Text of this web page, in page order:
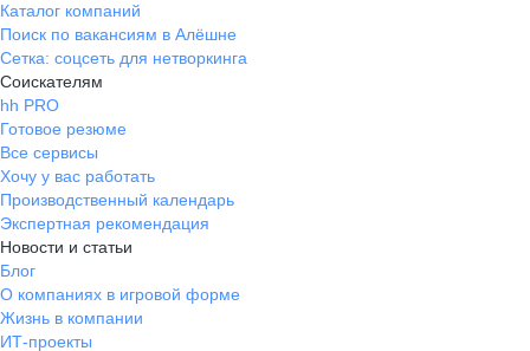
Каталог компаний
Поиск по вакансиям в Алёшне
Сетка: соцсеть для нетворкинга
Соискателям
hh PRO
Готовое резюме
Все сервисы
Хочу у вас работать
Производственный календарь
Экспертная рекомендация
Новости и статьи
Блог
О компаниях в игровой форме
Жизнь в компании
ИТ-проекты